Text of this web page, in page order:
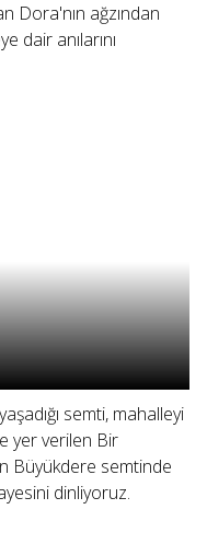
Dora'nın ağzından
dair anılarını
semti, mahalleyi
yer verilen Bir
Büyükdere semtinde
dinliyoruz.